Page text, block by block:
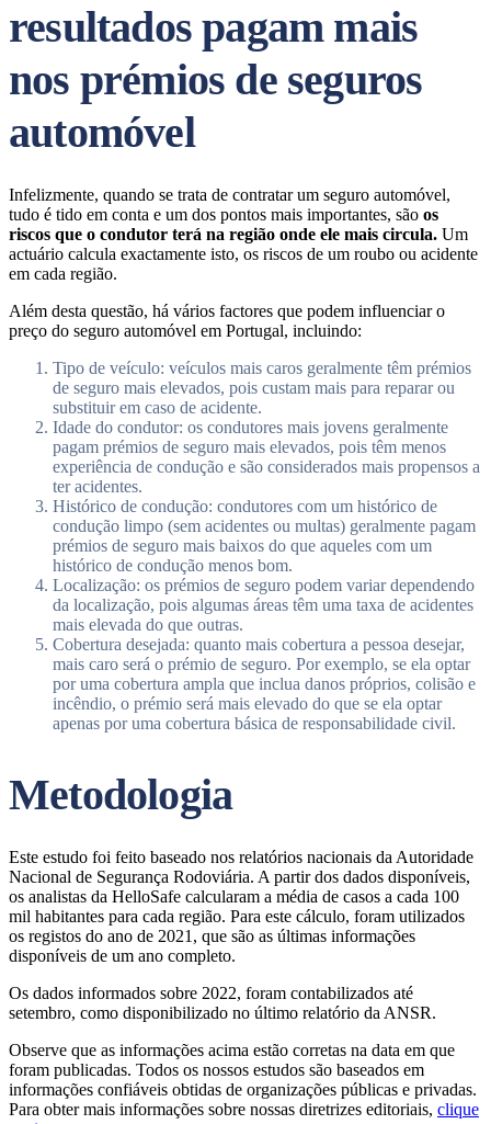
resultados pagam mais
nos prémios de seguros
automóvel
Infelizmente, quando se trata de contratar um seguro automóvel,
tudo é tido em conta e um dos pontos mais importantes, são os
riscos que o condutor terá na região onde ele mais circula. Um
actuário calcula exactamente isto, os riscos de um roubo ou acidente
em cada região.
Além desta questão, há vários factores que podem influenciar o
preço do seguro automóvel em Portugal, incluindo:
Tipo de veículo: veículos mais caros geralmente têm prémios
de seguro mais elevados, pois custam mais para reparar ou
substituir em caso de acidente.
Idade do condutor: os condutores mais jovens geralmente
pagam prémios de seguro mais elevados, pois têm menos
experiência de condução e são considerados mais propensos a
ter acidentes.
Histórico de condução: condutores com um histórico de
condução limpo (sem acidentes ou multas) geralmente pagam
prémios de seguro mais baixos do que aqueles com um
histórico de condução menos bom.
Localização: os prémios de seguro podem variar dependendo
da localização, pois algumas áreas têm uma taxa de acidentes
mais elevada do que outras.
Cobertura desejada: quanto mais cobertura a pessoa desejar,
mais caro será o prémio de seguro. Por exemplo, se ela optar
por uma cobertura ampla que inclua danos próprios, colisão e
incêndio, o prémio será mais elevado do que se ela optar
apenas por uma cobertura básica de responsabilidade civil.
Metodologia
Este estudo foi feito baseado nos relatórios nacionais da Autoridade
Nacional de Segurança Rodoviária. A partir dos dados disponíveis,
os analistas da HelloSafe calcularam a média de casos a cada 100
mil habitantes para cada região. Para este cálculo, foram utilizados
os registos do ano de 2021, que são as últimas informações
disponíveis de um ano completo.
Os dados informados sobre 2022, foram contabilizados até
setembro, como disponibilizado no último relatório da ANSR.
Observe que as informações acima estão corretas na data em que
foram publicadas. Todos os nossos estudos são baseados em
informações confiáveis ​​obtidas de organizações públicas e privadas.
Para obter mais informações sobre nossas diretrizes editoriais, clique